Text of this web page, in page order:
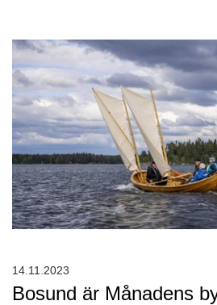
Bosund är Månadens
14.11.2023